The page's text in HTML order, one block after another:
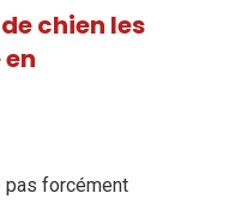
chien les
pas forcément